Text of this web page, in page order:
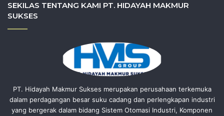
SEKILAS TENTANG KAMI PT. HIDAYAH MAKMUR
SUKSES
PT. Hidayah Makmur Sukses merupakan perusahaan terkemuka
dalam perdagangan besar suku cadang dan perlengkapan industri
yang bergerak dalam bidang Sistem Otomasi Industri, Komponen